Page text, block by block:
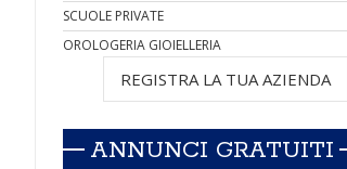
SCUOLE PRIVATE
OROLOGERIA GIOIELLERIA
REGISTRA LA TUA AZIENDA
ANNUNCI GRATUITI